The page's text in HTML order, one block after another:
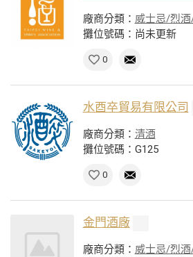
廠商分類： 威士忌/烈
攤位號碼：尚未更新
0
水酉卒貿易有限公司
廠商分類： 清酒
攤位號碼：G125
0
金門酒廠
廠商分類： 威士忌/烈